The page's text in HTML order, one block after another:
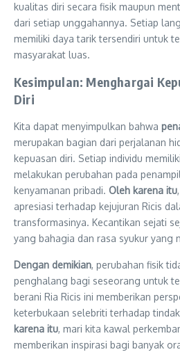
kualitas diri secara fisik maupun
dari setiap unggahannya. Setiap
memiliki daya tarik tersendiri untuk
masyarakat luas.
Kesimpulan: Menghargai
Diri
Kita dapat menyimpulkan bahwa
merupakan bagian dari perjalanan
kepuasan diri. Setiap individu
melakukan perubahan pada
kenyamanan pribadi. Oleh karena itu
apresiasi terhadap kejujuran Ricis
transformasinya. Kecantikan sejati
yang bahagia dan rasa syukur yang
Dengan demikian, perubahan fisik
penghalang bagi seseorang untuk
berani Ria Ricis ini memberikan
keterbukaan selebriti terhadap
karena itu, mari kita kawal
memberikan inspirasi bagi banyak